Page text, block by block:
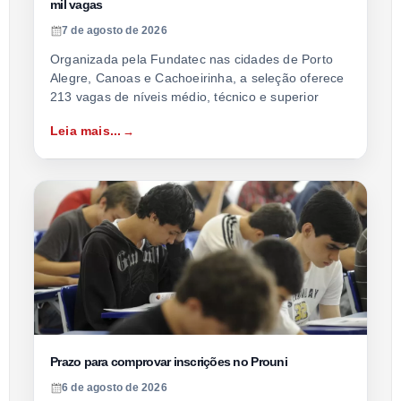
mil vagas
7 de agosto de 2026
Organizada pela Fundatec nas cidades de Porto
Alegre, Canoas e Cachoeirinha, a seleção oferece
213 vagas de níveis médio, técnico e superior
Leia mais...
Prazo para comprovar inscrições no Prouni
6 de agosto de 2026